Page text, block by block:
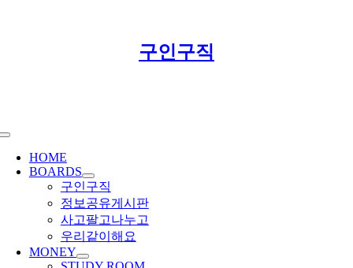
Toggle
Navigation
HOME
BOARDS
구인구직
정보공유게시판
사고팔고나누고
우리같이해요
MONEY
구인구직